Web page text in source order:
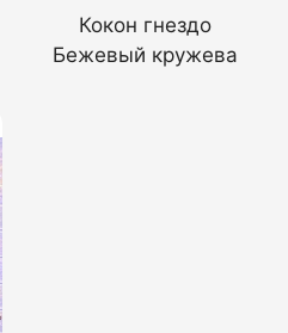
Кокон гнездо
Бежевый кружева